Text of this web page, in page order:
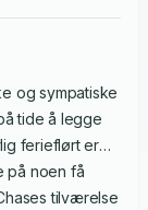
og sympatiske
tide å legge
ferieflørt er
på noen få
tilværelse